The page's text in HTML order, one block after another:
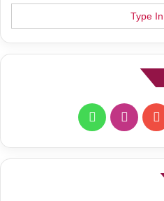
YouTube
Instagram
WhatsApp